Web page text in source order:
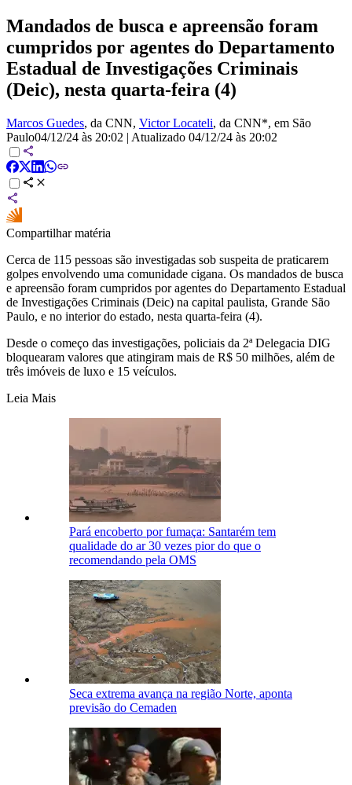
Mandados de busca e apreensão foram
cumpridos por agentes do Departamento
Estadual de Investigações Criminais
(Deic), nesta quarta-feira (4)
Marcos Guedes, da CNN, Victor Locateli, da CNN*, em São
Paulo04/12/24 às 20:02 | Atualizado 04/12/24 às 20:02
Compartilhar matéria
Cerca de 115 pessoas são investigadas sob suspeita de praticarem
golpes envolvendo uma comunidade cigana. Os mandados de busca
e apreensão foram cumpridos por agentes do Departamento Estadual
de Investigações Criminais (Deic) na capital paulista, Grande São
Paulo, e no interior do estado, nesta quarta-feira (4).
Desde o começo das investigações, policiais da 2ª Delegacia DIG
bloquearam valores que atingiram mais de R$ 50 milhões, além de
três imóveis de luxo e 15 veículos.
Leia Mais
Pará encoberto por fumaça: Santarém tem
qualidade do ar 30 vezes pior do que o
recomendando pela OMS
Seca extrema avança na região Norte, aponta
previsão do Cemaden